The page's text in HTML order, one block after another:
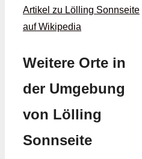
Artikel zu Lölling Sonnseite
auf Wikipedia
Weitere Orte in
der Umgebung
von Lölling
Sonnseite